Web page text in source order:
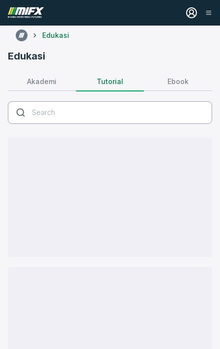
Edukasi
Edukasi
Akademi Tutorial Ebook